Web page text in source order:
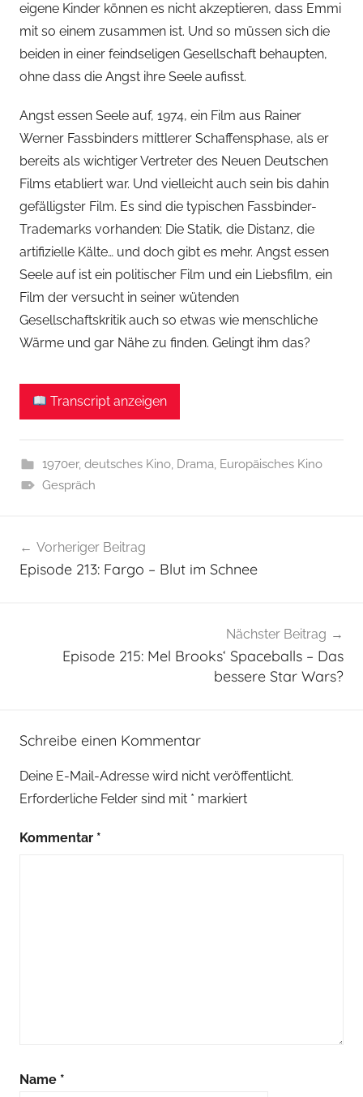
eigene Kinder können es nicht akzeptieren, dass Emmi
mit so einem zusammen ist. Und so müssen sich die
beiden in einer feindseligen Gesellschaft behaupten,
ohne dass die Angst ihre Seele aufisst.
Angst essen Seele auf, 1974, ein Film aus Rainer
Werner Fassbinders mittlerer Schaffensphase, als er
bereits als wichtiger Vertreter des Neuen Deutschen
Films etabliert war. Und vielleicht auch sein bis dahin
gefälligster Film. Es sind die typischen Fassbinder-
Trademarks vorhanden: Die Statik, die Distanz, die
artifizielle Kälte… und doch gibt es mehr. Angst essen
Seele auf ist ein politischer Film und ein Liebsfilm, ein
Film der versucht in seiner wütenden
Gesellschaftskritik auch so etwas wie menschliche
Wärme und gar Nähe zu finden. Gelingt ihm das?
Transcript anzeigen
1970er, deutsches Kino, Drama, Europäisches Kino
Gespräch
Vorheriger Beitrag
Episode 213: Fargo – Blut im Schnee
Nächster Beitrag
Episode 215: Mel Brooks‘ Spaceballs – Das
bessere Star Wars?
Schreibe einen Kommentar
Deine E-Mail-Adresse wird nicht veröffentlicht.
Erforderliche Felder sind mit * markiert
Kommentar *
Name *